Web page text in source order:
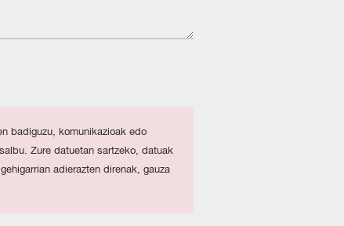
badiguzu, komunikazioak edo
Zure datuetan sartzeko, datuak
adierazten direnak, gauza